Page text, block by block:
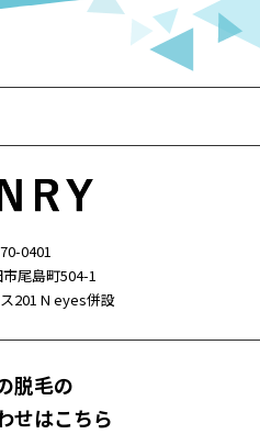
0401
尾島町504-1
201 N eyes併設
脱毛の
せはこちら